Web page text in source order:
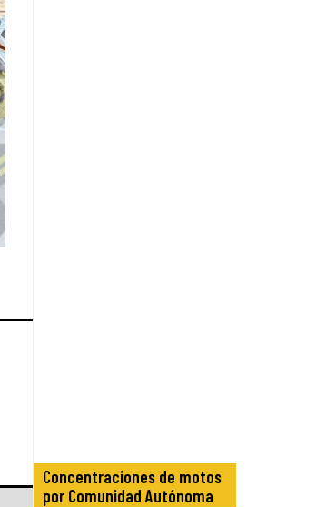
Concentraciones de motos
por Comunidad Autónoma